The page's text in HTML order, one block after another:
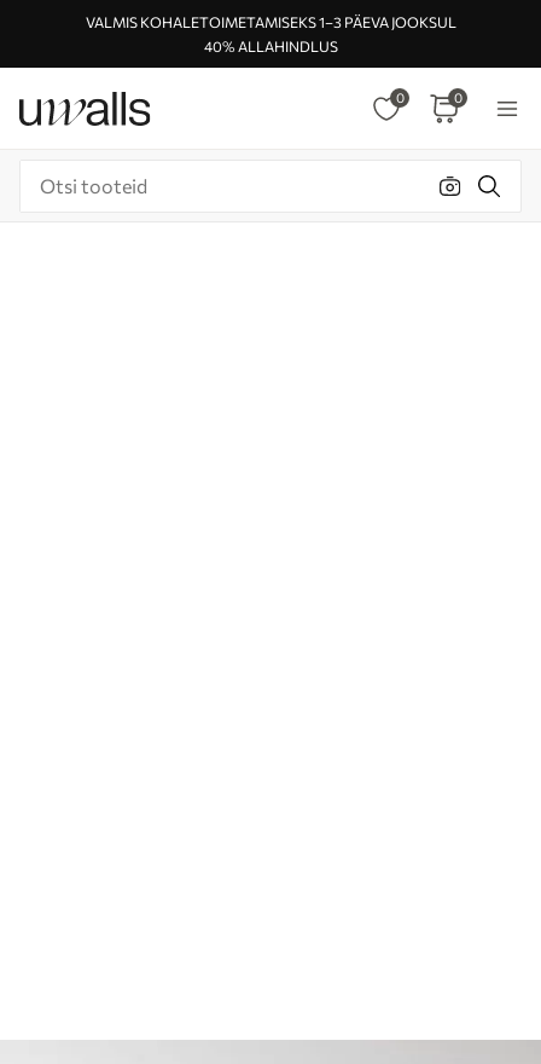
VALMIS KOHALETOIMETAMISEKS 1–3 PÄEVA JOOKSUL
40% ALLAHINDLUS
0 0